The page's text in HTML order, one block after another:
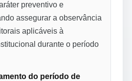
preventivo e
assegurar a observância
aplicáveis à
durante o período
do período de